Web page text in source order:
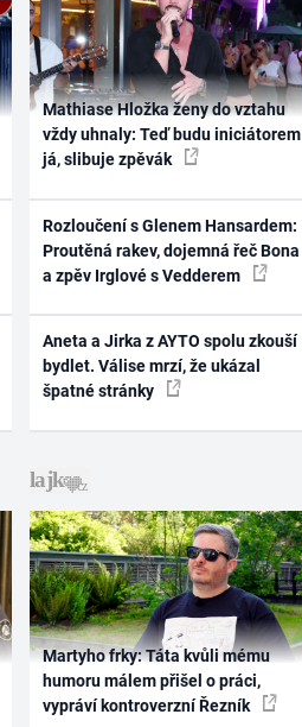
Mathiase Hložka ženy do vztahu
vždy uhnaly: Teď budu iniciátorem
já, slibuje zpěvák
Rozloučení s Glenem Hansardem:
Proutěná rakev, dojemná řeč Bona
a zpěv Irglové s Vedderem
Aneta a Jirka z AYTO spolu zkouší
bydlet. Válise mrzí, že ukázal
špatné stránky
Martyho frky: Táta kvůli mému
humoru málem přišel o práci,
vypráví kontroverzní Řezník